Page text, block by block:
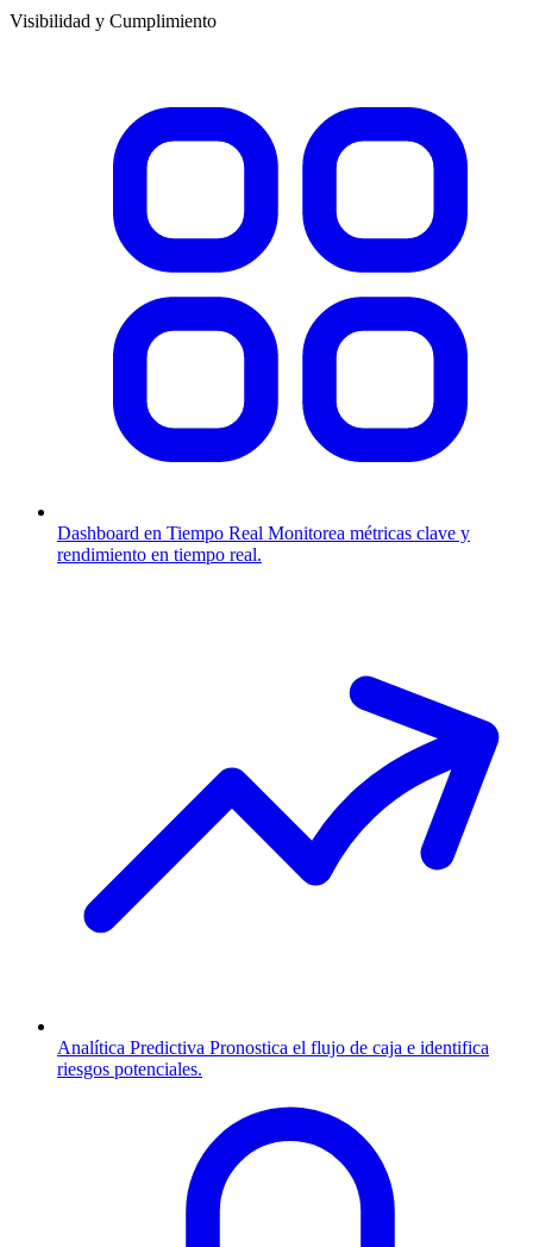
Visibilidad y Cumplimiento
Dashboard en Tiempo Real Monitorea métricas clave y
rendimiento en tiempo real.
Analítica Predictiva Pronostica el flujo de caja e identifica
riesgos potenciales.